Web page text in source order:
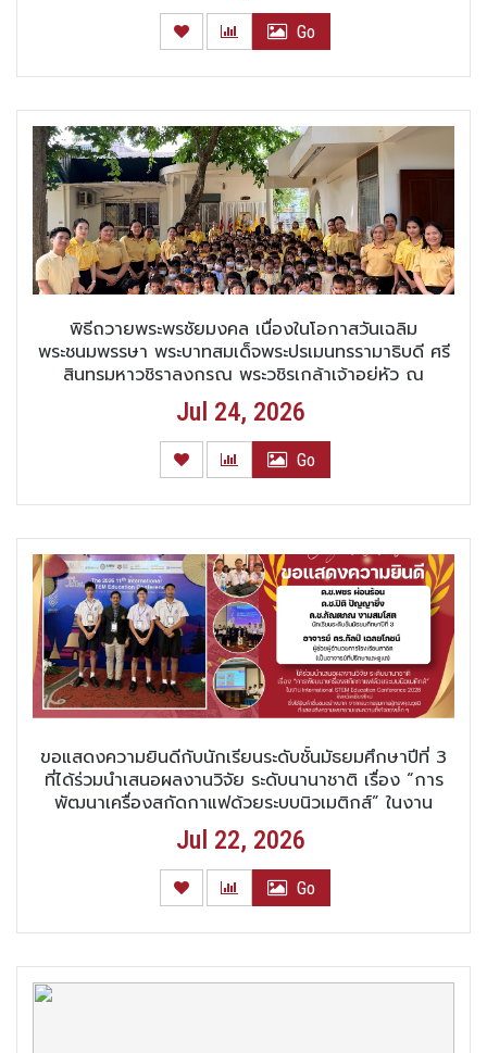
Go
พิธีถวายพระพรชัยมงคล เนื่องในโอกาสวันเฉลิม
พระชนมพรรษา พระบาทสมเด็จพระปรเมนทรรามาธิบดี ศรี
สินทรมหาวชิราลงกรณ พระวชิรเกล้าเจ้าอยู่หัว ณ
โรงเรียนสาธิตมหาวิทยาลัยราชภัฏพระนครศรีอยุธยา
(ฝ่ายปฐมวัย)
Jul 24, 2026
Go
ขอแสดงความยินดีกับนักเรียนระดับชั้นมัธยมศึกษาปีที่ 3
ที่ได้ร่วมนำเสนอผลงานวิจัย ระดับนานาชาติ เรื่อง “การ
พัฒนาเครื่องสกัดกาแฟด้วยระบบนิวเมติกส์” ในงาน
International STEM Education Conference 2026
จังหวัดเชียงใหม่
Jul 22, 2026
Go